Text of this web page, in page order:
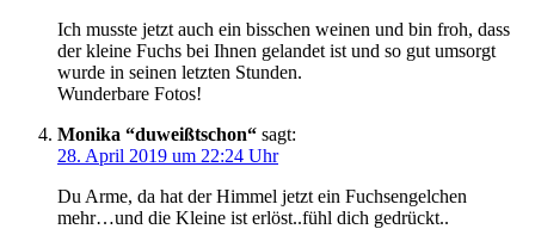
Ich musste jetzt auch ein bisschen weinen und bin froh, dass
der kleine Fuchs bei Ihnen gelandet ist und so gut umsorgt
wurde in seinen letzten Stunden.
Wunderbare Fotos!
Monika “duweißtschon“ sagt:
28. April 2019 um 22:24 Uhr
Du Arme, da hat der Himmel jetzt ein Fuchsengelchen
mehr…und die Kleine ist erlöst..fühl dich gedrückt..